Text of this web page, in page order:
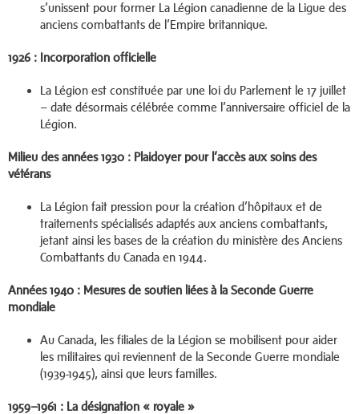
s’unissent pour former La Légion canadienne de la Ligue des
anciens combattants de l’Empire britannique.
1926 : Incorporation officielle
La Légion est constituée par une loi du Parlement le 17 juillet
– date désormais célébrée comme l’anniversaire officiel de la
Légion.
Milieu des années 1930 : Plaidoyer pour l’accès aux soins des
vétérans
La Légion fait pression pour la création d’hôpitaux et de
traitements spécialisés adaptés aux anciens combattants,
jetant ainsi les bases de la création du ministère des Anciens
Combattants du Canada en 1944.
Années 1940 : Mesures de soutien liées à la Seconde Guerre
mondiale
Au Canada, les filiales de la Légion se mobilisent pour aider
les militaires qui reviennent de la Seconde Guerre mondiale
(1939-1945), ainsi que leurs familles.
1959–1961 : La désignation « royale »